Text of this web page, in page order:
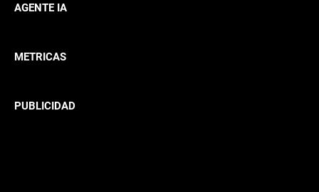
AGENTE IA
METRICAS
PUBLICIDAD